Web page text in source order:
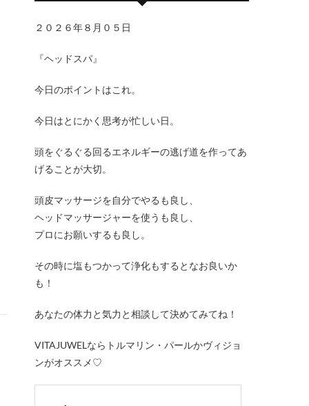
２０２６年８月０５日
『ヘッドスパ』
今日のポイントはこれ。
今日はとにかく思考が忙しい日。
頭をぐるぐる回るエネルギーの逃げ道を作ってあ
げることが大切。
頭皮マッサージを自分でやるも良し、
ヘッドマッサージャーを使うも良し、
プロにお願いするも良し。
その時に塩もつかって浄化もするとなお良いか
も！
あなたの体力と気力と相談して決めてみてね！
VITAJUWELならトルマリン・パールかヴィジョ
ンがオススメ♡